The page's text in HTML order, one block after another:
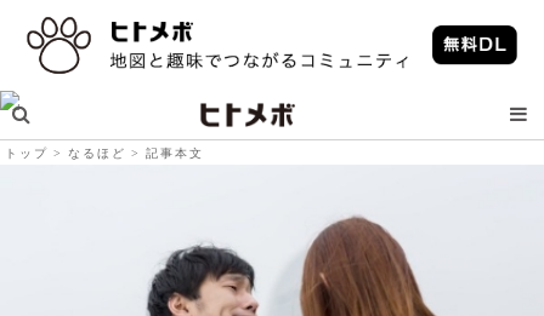
トップ なるほど 記事本文